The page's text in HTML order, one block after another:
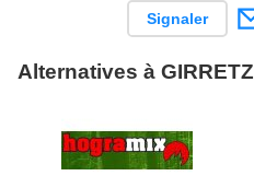
Signaler
Alternatives à GIRRETZ